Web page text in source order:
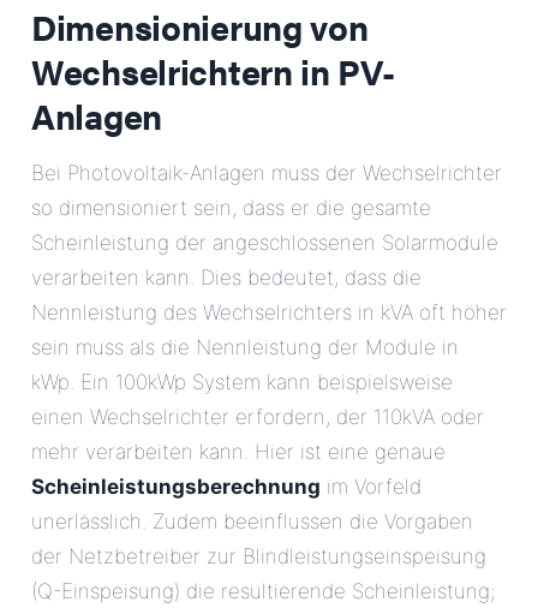
Dimensionierung von
Wechselrichtern in PV-
Anlagen
Bei Photovoltaik-Anlagen muss der Wechselrichter
so dimensioniert sein, dass er die gesamte
Scheinleistung der angeschlossenen Solarmodule
verarbeiten kann. Dies bedeutet, dass die
Nennleistung des Wechselrichters in kVA oft höher
sein muss als die Nennleistung der Module in
kWp. Ein 100kWp System kann beispielsweise
einen Wechselrichter erfordern, der 110kVA oder
mehr verarbeiten kann. Hier ist eine genaue
Scheinleistungsberechnung im Vorfeld
unerlässlich. Zudem beeinflussen die Vorgaben
der Netzbetreiber zur Blindleistungseinspeisung
(Q-Einspeisung) die resultierende Scheinleistung;